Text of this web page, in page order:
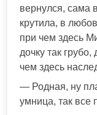
вернулся, сама
крутила, в
при чем здесь
дочку так
чем здесь
— Родная, ну
умница, так все